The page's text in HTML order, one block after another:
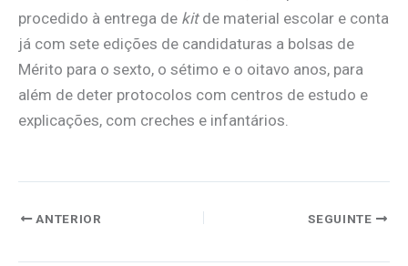
procedido à entrega de kitde material escolar e conta
já com sete edições de candidaturas a bolsas de
Mérito para o sexto, o sétimo e o oitavo anos, para
além de deter protocolos com centros de estudo e
explicações, com creches e infantários.
ANTERIOR SEGUINTE